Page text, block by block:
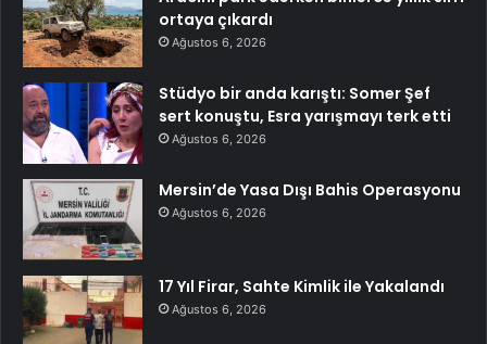
ortaya çıkardı
Ağustos 6, 2026
Stüdyo bir anda karıştı: Somer Şef
sert konuştu, Esra yarışmayı terk etti
Ağustos 6, 2026
Mersin’de Yasa Dışı Bahis Operasyonu
Ağustos 6, 2026
17 Yıl Firar, Sahte Kimlik ile Yakalandı
Ağustos 6, 2026